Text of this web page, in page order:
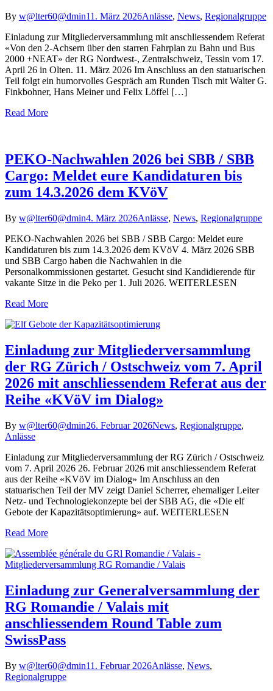
By w@lter60@dmin11. März 2026Anlässe, News, Regionalgruppe
Einladung zur Mitgliederversammlung mit anschliessendem Referat
«Von den 2-Achsern über den starren Fahrplan zu Bahn und Bus
2000 +NEAT» der RG Nordwest-, Zentralschweiz, Tessin vom 17.
April 26 in Olten. 11. März 2026 Im Anschluss an den statuarischen
Teil folgt ein humorvolles Gespräch am Runden Tisch mit Walter G.
Finkbohner, Hans Meiner und Felix Löffel […]
Read More
PEKO-Nachwahlen 2026 bei SBB / SBB
Cargo: Meldet eure Kandidaturen bis
zum 14.3.2026 dem KVöV
By w@lter60@dmin4. März 2026Anlässe, News, Regionalgruppe
PEKO-Nachwahlen 2026 bei SBB / SBB Cargo: Meldet eure
Kandidaturen bis zum 14.3.2026 dem KVöV 4. März 2026 SBB
und SBB Cargo haben die Nachwahlen in die
Personalkommissionen gestartet. Gesucht sind Kandidierende für
vakante Sitze in die Peko per 1. Juli 2026. WEITERLESEN
Read More
Einladung zur Mitgliederversammlung
der RG Zürich / Ostschweiz vom 7. April
2026 mit anschliessendem Referat aus der
Reihe «KVöV im Dialog»
By w@lter60@dmin26. Februar 2026News, Regionalgruppe,
Anlässe
Einladung zur Mitgliederversammlung der RG Zürich / Ostschweiz
vom 7. April 2026 26. Februar 2026 mit anschliessendem Referat
aus der Reihe «KVöV im Dialog» Im Anschluss an den
statuarischen Teil der MV zeigt Daniel Scherrer, ehemaliger Leiter
Netz- und Technologiekonzepte bei der SBB AG, die «Die elf
Gebote der Kapazitätsoptimierung» auf. WEITERLESEN
Read More
Einladung zur Generalversammlung der
RG Romandie / Valais mit
anschliessendem Round Table zum
SwissPass
By w@lter60@dmin11. Februar 2026Anlässe, News,
Regionalgruppe